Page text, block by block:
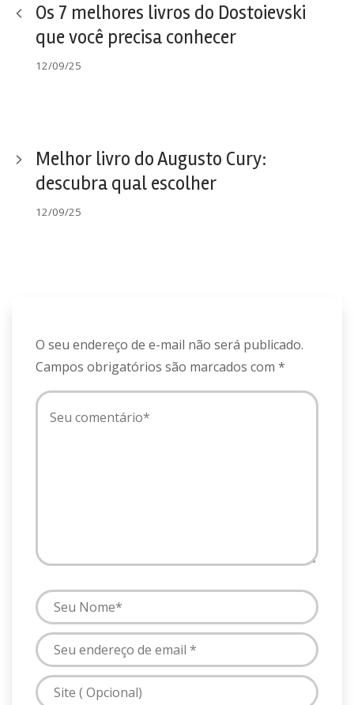
Os 7 melhores livros do Dostoievski
que você precisa conhecer
12/09/25
Melhor livro do Augusto Cury:
descubra qual escolher
12/09/25
O seu endereço de e-mail não será publicado.
Campos obrigatórios são marcados com *